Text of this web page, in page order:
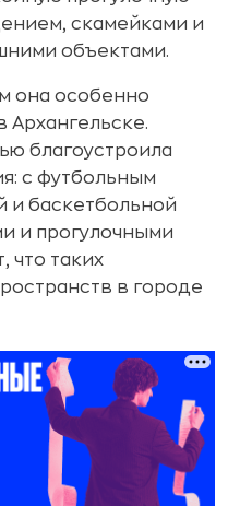
скамейками и
объектами.
она особенно
Архангельске.
благоустроила
с футбольным
и баскетбольной
и прогулочными
что таких
в городе